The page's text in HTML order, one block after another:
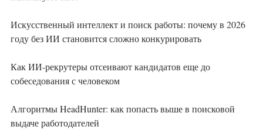
Искусственный интеллект и поиск работы: почему в 2026
году без ИИ становится сложно конкурировать
Как ИИ-рекрутеры отсеивают кандидатов еще до
собеседования с человеком
Алгоритмы HeadHunter: как попасть выше в поисковой
выдаче работодателей